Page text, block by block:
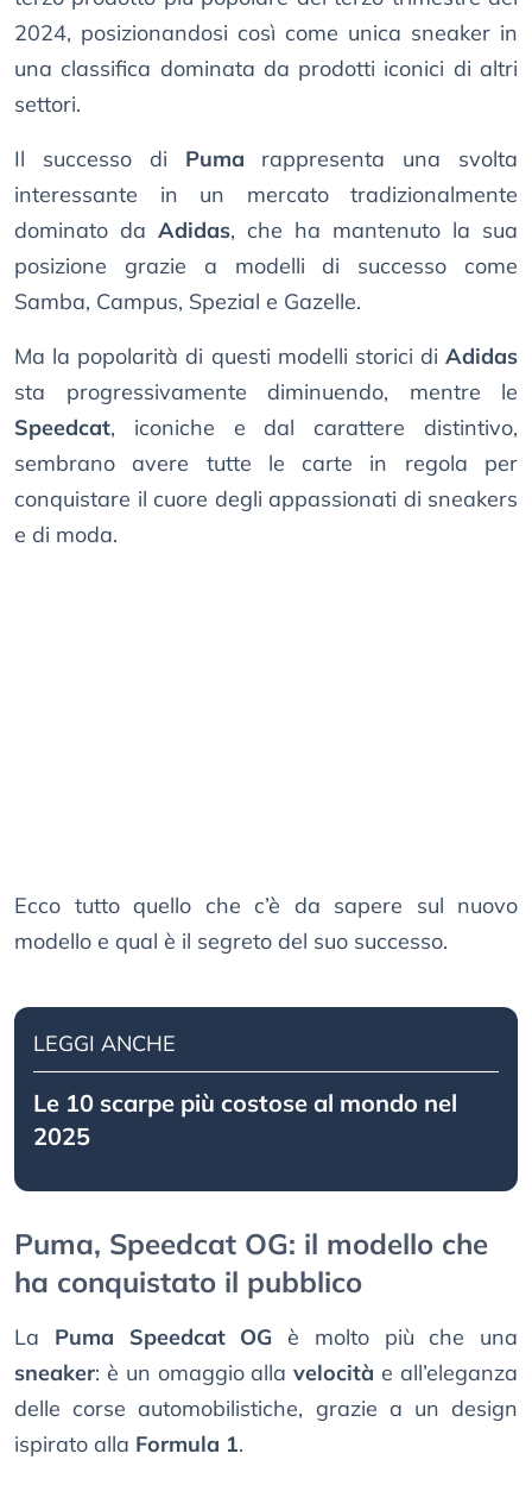
2024, posizionandosi così come unica sneaker in
una classifica dominata da prodotti iconici di altri
settori.
Il successo di Puma rappresenta una svolta
interessante in un mercato tradizionalmente
dominato da Adidas, che ha mantenuto la sua
posizione grazie a modelli di successo come
Samba, Campus, Spezial e Gazelle.
Ma la popolarità di questi modelli storici di Adidas
sta progressivamente diminuendo, mentre le
Speedcat, iconiche e dal carattere distintivo,
sembrano avere tutte le carte in regola per
conquistare il cuore degli appassionati di sneakers
e di moda.
Ecco tutto quello che c’è da sapere sul nuovo
modello e qual è il segreto del suo successo.
LEGGI ANCHE
Le 10 scarpe più costose al mondo nel
2025
Puma, Speedcat OG: il modello che
ha conquistato il pubblico
La Puma Speedcat OG è molto più che una
sneaker: è un omaggio allavelocità e all’eleganza
delle corse automobilistiche, grazie a un design
ispirato alla Formula 1.